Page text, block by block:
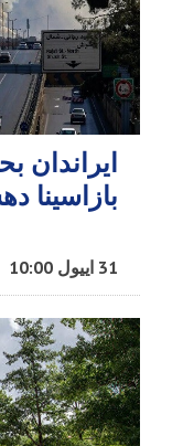
ایراندان
بازاسینا
31 اییول 10:00